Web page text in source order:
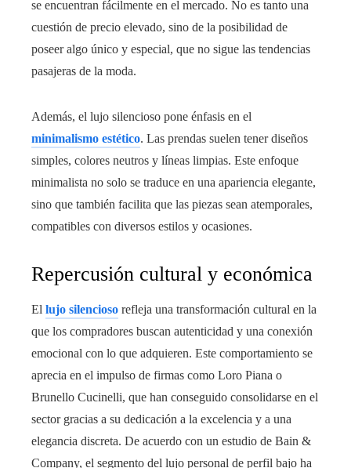
se encuentran fácilmente en el mercado. No es tanto una
cuestión de precio elevado, sino de la posibilidad de
poseer algo único y especial, que no sigue las tendencias
pasajeras de la moda.
Además, el lujo silencioso pone énfasis en el
minimalismo estético. Las prendas suelen tener diseños
simples, colores neutros y líneas limpias. Este enfoque
minimalista no solo se traduce en una apariencia elegante,
sino que también facilita que las piezas sean atemporales,
compatibles con diversos estilos y ocasiones.
Repercusión cultural y económica
El lujo silencioso refleja una transformación cultural en la
que los compradores buscan autenticidad y una conexión
emocional con lo que adquieren. Este comportamiento se
aprecia en el impulso de firmas como Loro Piana o
Brunello Cucinelli, que han conseguido consolidarse en el
sector gracias a su dedicación a la excelencia y a una
elegancia discreta. De acuerdo con un estudio de Bain &
Company, el segmento del lujo personal de perfil bajo ha